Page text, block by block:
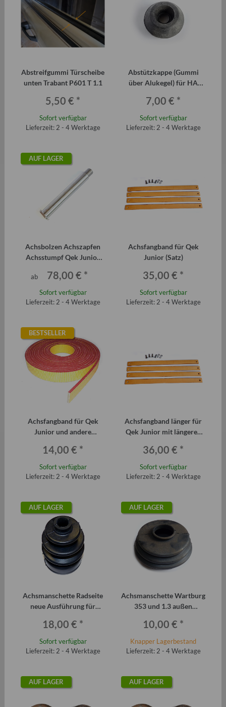
Abstreifgummi Türscheibe
unten Trabant P601 T 1.1
5,50 € *
Sofort verfügbar
Lieferzeit: 2 - 4 Werktage
Abstützkappe (Gummi
über Alukegel) für HA
Trabant P601 und T 1.1
7,00 € *
Sofort verfügbar
Lieferzeit: 2 - 4 Werktage
AUF LAGER
Achsbolzen Achszapfen
Achsstumpf Qek Junior
ungebremst
ab 78,00 € *
Sofort verfügbar
Lieferzeit: 2 - 4 Werktage
Achsfangband für Qek
Junior (Satz)
35,00 € *
Sofort verfügbar
Lieferzeit: 2 - 4 Werktage
BESTSELLER
Achsfangband für Qek
Junior und andere
14,00 € *
Sofort verfügbar
Lieferzeit: 2 - 4 Werktage
Achsfangband länger für
Qek Junior mit längeren
36,00 € *
Sofort verfügbar
Lieferzeit: 2 - 4 Werktage
AUF LAGER
Achsmanschette Radseite
neue Ausführung für
18,00 € *
Sofort verfügbar
Lieferzeit: 2 - 4 Werktage
AUF LAGER
Achsmanschette Wartburg
353 und 1.3 außen
10,00 € *
Knapper Lagerbestand
Lieferzeit: 2 - 4 Werktage
AUF LAGER AUF LAGER